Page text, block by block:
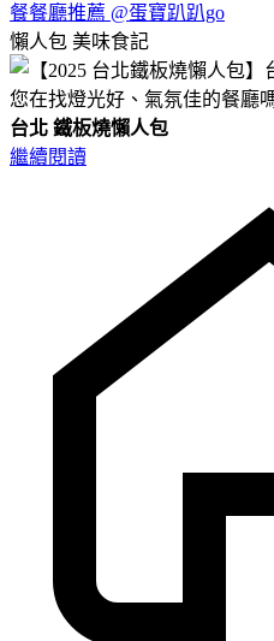
餐餐廳推薦 @蛋寶趴趴go
懶人包 美味食記
您在找燈光好、氣氛佳的餐廳
台北 鐵板燒懶人包
繼續閱讀